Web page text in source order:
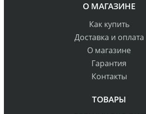
О МАГАЗИНЕ
Как купить
Доставка и оплата
О магазине
Гарантия
Контакты
ТОВАРЫ